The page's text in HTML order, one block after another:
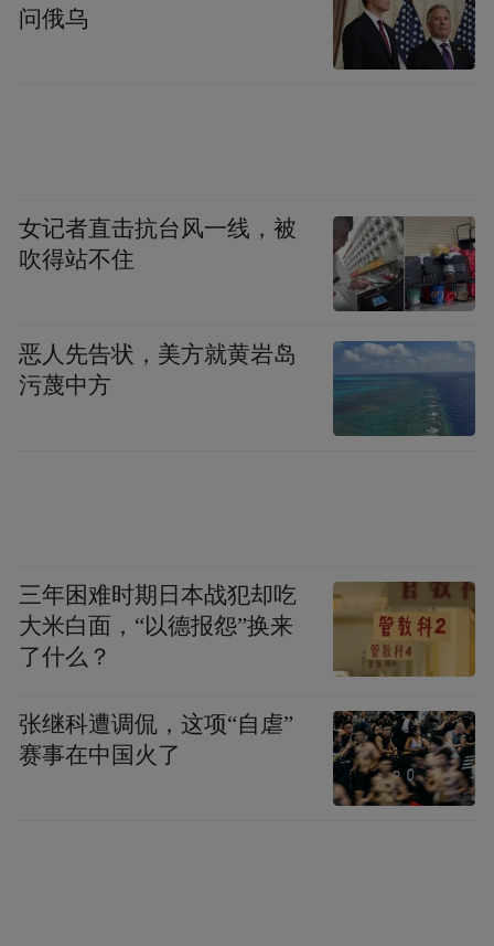
问俄乌
女记者直击抗台风一线，被
吹得站不住
恶人先告状，美方就黄岩岛
污蔑中方
三年困难时期日本战犯却吃
大米白面，“以德报怨”换来
了什么？
张继科遭调侃，这项“自虐”
赛事在中国火了